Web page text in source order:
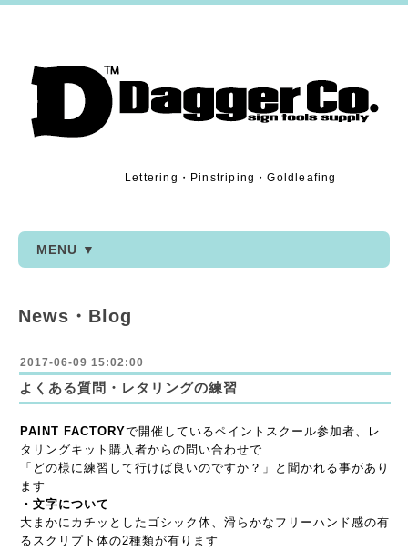
Lettering・Pinstriping・Goldleafing
MENU ▼
News・Blog
2017-06-09 15:02:00
よくある質問・レタリングの練習
PAINT FACTORYで開催しているペイントスクール参加者、レ
タリングキット購入者からの問い合わせで
「どの様に練習して行けば良いのですか？」と聞かれる事があり
ます
・文字について
大まかにカチッとしたゴシック体、滑らかなフリーハンド感の有
るスクリプト体の2種類が有ります